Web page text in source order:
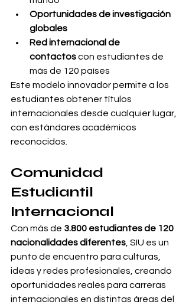
Oportunidades de investigación
globales
Red internacional de
contactos con estudiantes de
más de 120 países
Este modelo innovador permite a los
estudiantes obtener títulos
internacionales desde cualquier lugar,
con estándares académicos
reconocidos.
Comunidad
Estudiantil
Internacional
Con más de 3.800 estudiantes de 120
nacionalidades diferentes , SIU es un
punto de encuentro para culturas,
ideas y redes profesionales, creando
oportunidades reales para carreras
internacionales en distintas áreas del